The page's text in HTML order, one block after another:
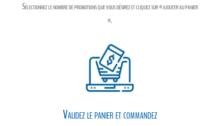
Sélectionnez le nombre de promotions que vous désirez et cliquez sur « ajouter au panier
».
Validez le panier et commandez